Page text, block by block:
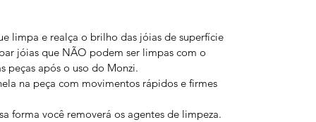
limpa e realça o brilho das jóias de superfície
jóias que NÃO podem ser limpas com o
peças após o uso do Monzi.
na peça com movimentos rápidos e firmes
forma você removerá os agentes de limpeza.